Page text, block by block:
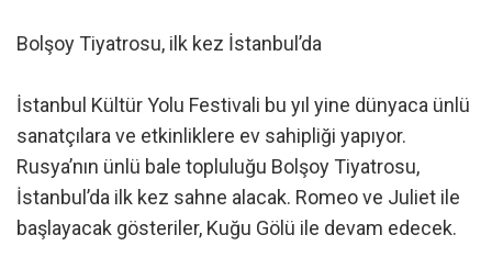
Bolşoy Tiyatrosu, ilk kez İstanbul’da
İstanbul Kültür Yolu Festivali bu yıl yine dünyaca ünlü
sanatçılara ve etkinliklere ev sahipliği yapıyor.
Rusya’nın ünlü bale topluluğu Bolşoy Tiyatrosu,
İstanbul’da ilk kez sahne alacak. Romeo ve Juliet ile
başlayacak gösteriler, Kuğu Gölü ile devam edecek.